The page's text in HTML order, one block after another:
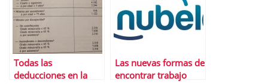
Todas las
deducciones en la
Las nuevas formas de
encontrar trabajo